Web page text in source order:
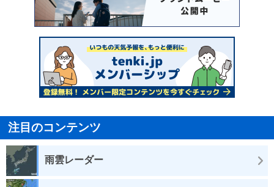
注目のコンテンツ
雨雲レーダー